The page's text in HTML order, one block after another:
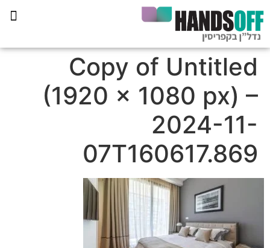
Copy of Untitled
(1920 × 1080 px) –
2024-11-
07T160617.869